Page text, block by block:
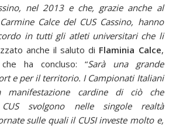
nel 2013 e che, grazie anche al
Calce del CUS Cassino, hanno
in tutti gli atleti universitari che li
anche il saluto di Flaminia Calce,
che ha concluso: “Sarà una grande
e per il territorio. I Campionati Italiani
manifestazione cardine di ciò che
svolgono nelle singole realtà
sulle quali il CUSI investe molto e,